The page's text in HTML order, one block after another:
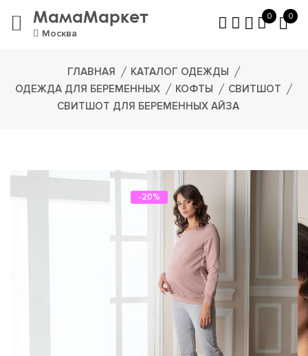
МамаМаркет
Москва
0 0
ГЛАВНАЯ
КАТАЛОГ ОДЕЖДЫ
ОДЕЖДА ДЛЯ БЕРЕМЕННЫХ
КОФТЫ
СВИТШОТ
СВИТШОТ ДЛЯ БЕРЕМЕННЫХ АЙЗА
-20%